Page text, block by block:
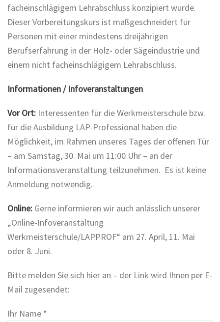
facheinschlägigem Lehrabschluss konzipiert wurde.
Dieser Vorbereitungskurs ist maßgeschneidert für
Personen mit einer mindestens dreijährigen
Berufserfahrung in der Holz- oder Sägeindustrie und
einem nicht facheinschlägigem Lehrabschluss.
Informationen / Infoveranstaltungen
Vor Ort: Interessenten für die Werkmeisterschule bzw.
für die Ausbildung LAP-Professional haben die
Möglichkeit, im Rahmen unseres Tages der offenen Tür
– am Samstag, 30. Mai um 11:00 Uhr – an der
Informationsveranstaltung teilzunehmen. Es ist keine
Anmeldung notwendig.
Online: Gerne informieren wir auch anlässlich unserer
„Online-Infoveranstaltung
Werkmeisterschule/LAPPROF“ am 27. April, 11. Mai
oder 8. Juni.
Bitte melden Sie sich hier an – der Link wird Ihnen per E-
Mail zugesendet:
Ihr Name *